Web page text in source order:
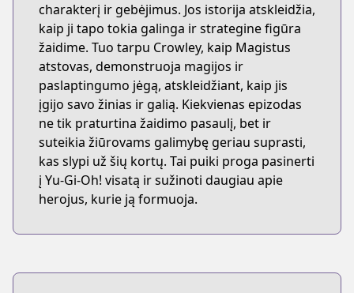
charakterį ir gebėjimus. Jos istorija atskleidžia,
kaip ji tapo tokia galinga ir strategine figūra
žaidime. Tuo tarpu Crowley, kaip Magistus
atstovas, demonstruoja magijos ir
paslaptingumo jėgą, atskleidžiant, kaip jis
įgijo savo žinias ir galią. Kiekvienas epizodas
ne tik praturtina žaidimo pasaulį, bet ir
suteikia žiūrovams galimybę geriau suprasti,
kas slypi už šių kortų. Tai puiki proga pasinerti
į Yu-Gi-Oh! visatą ir sužinoti daugiau apie
herojus, kurie ją formuoja.